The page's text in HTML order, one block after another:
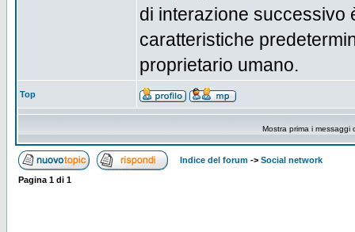
di interazione successivo
caratteristiche
proprietario umano.
Top
Mostra prima i messaggi
Indice del forum -> Social network
Pagina 1 di 1